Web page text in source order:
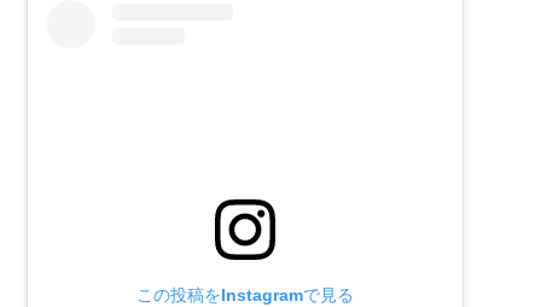
この投稿をInstagramで見る